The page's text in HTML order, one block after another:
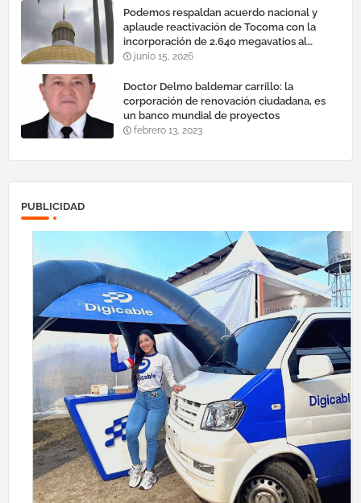
Podemos respaldan acuerdo nacional y
aplaude reactivación de Tocoma con la
incorporación de 2.640 megavatios al
sistema eléctrico nacional
junio 15, 2026
Doctor Delmo baldemar carrillo: la
corporación de renovación ciudadana, es
un banco mundial de proyectos
febrero 13, 2023
PUBLICIDAD